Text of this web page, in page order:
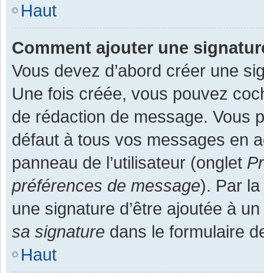
Haut
Comment ajouter une
Vous devez d’abord créer une
Une fois créée, vous pouvez
de rédaction de message. Vous
défaut à tous vos messages en
panneau de l’utilisateur (onglet
préférences de message). Par
une signature d’être ajoutée à
sa signature dans le formulaire
Haut